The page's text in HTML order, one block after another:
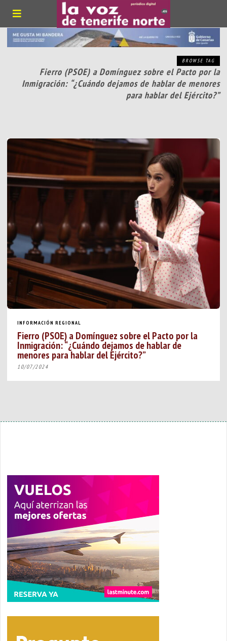
BROWSE TAG
Fierro (PSOE) a Domínguez sobre el Pacto por la
Inmigración: “¿Cuándo dejamos de hablar de menores
para hablar del Ejército?”
INFORMACIÓN REGIONAL
Fierro (PSOE) a Domínguez sobre el Pacto por la
Inmigración: “¿Cuándo dejamos de hablar de
menores para hablar del Ejército?”
10/07/2024